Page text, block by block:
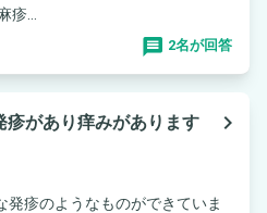
...
2名が回答
疹があり痒みがあります
navigate_next
発疹のようなものができていま